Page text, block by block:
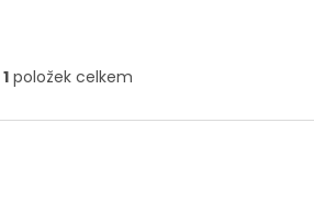
O
l
1 položek celkem